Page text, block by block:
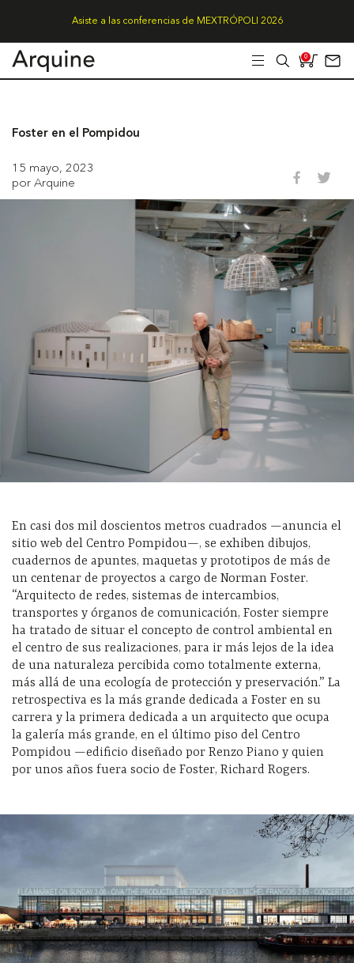
Asiste a las conferencias de MEXTRÓPOLI 2026
0
Foster en el Pompidou
15 mayo, 2023
por Arquine
En casi dos mil doscientos metros cuadrados —anuncia el
sitio web del Centro Pompidou—, se exhiben dibujos,
cuadernos de apuntes, maquetas y prototipos de más de
un centenar de proyectos a cargo de Norman Foster.
“Arquitecto de redes, sistemas de intercambios,
transportes y órganos de comunicación, Foster siempre
ha tratado de situar el concepto de control ambiental en
el centro de sus realizaciones, para ir más lejos de la idea
de una naturaleza percibida como totalmente externa,
más allá de una ecología de protección y preservación.” La
retrospectiva es la más grande dedicada a Foster en su
carrera y la primera dedicada a un arquitecto que ocupa
la galería más grande, en el último piso del Centro
Pompidou —edificio diseñado por Renzo Piano y quien
por unos años fuera socio de Foster, Richard Rogers.